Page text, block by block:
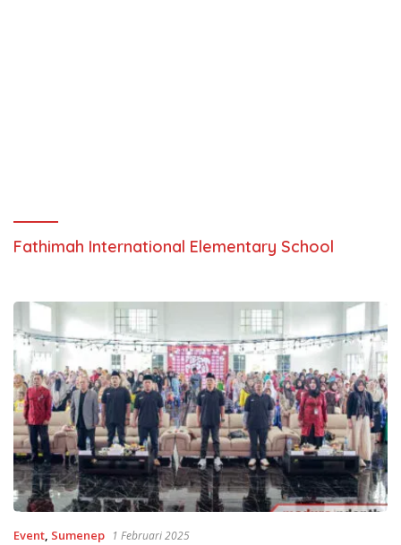
Fathimah International Elementary School
Event, Sumenep 1 Februari 2025